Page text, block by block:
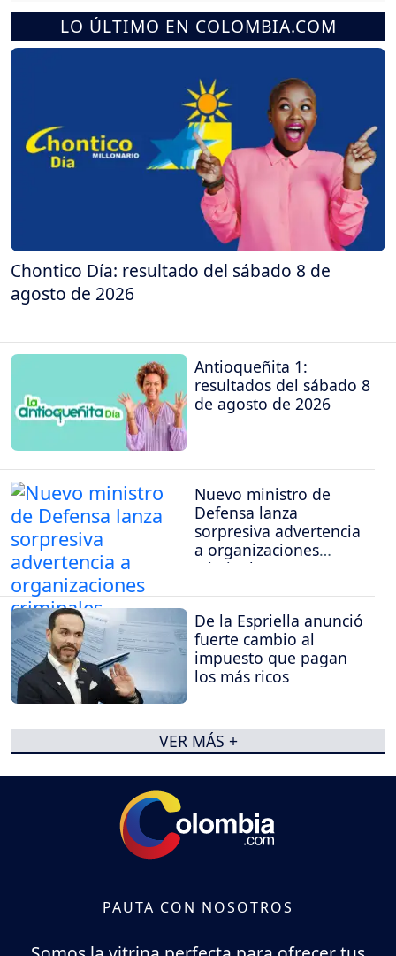
LO ÚLTIMO EN COLOMBIA.COM
Chontico Día: resultado del sábado 8 de
agosto de 2026
Antioqueñita 1:
resultados del sábado 8
de agosto de 2026
Nuevo ministro de
Defensa lanza
sorpresiva advertencia
a organizaciones
criminales
De la Espriella anunció
fuerte cambio al
impuesto que pagan
los más ricos
VER MÁS +
PAUTA CON NOSOTROS